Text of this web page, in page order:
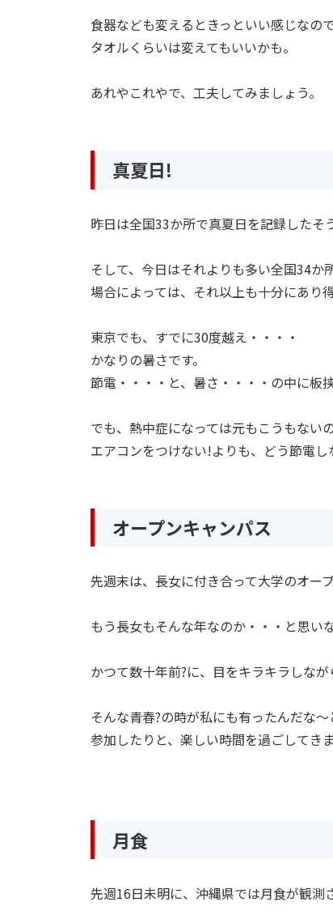
食器なども変えるときっといい感じなの
タオルくらいは変えてもいいかも。
あれやこれやで、工夫してみましょう。
真夏日!
昨日は全国33か所で真夏日を記録したそ
そして、今日はそれよりも多い全国34か
場合によっては、それ以上も十分にあり
東京でも、すでに30度越え・・・・
かなりの暑さです。
節電・・・・と、暑さ・・・・の中に板
でも、熱中症になっては元もこうもない
エアコンをつけない!よりも、どう節電
オープンキャンパス
先週末は、長女に付き合って大学のオー
もう長女もそんな年なのか・・・と思い
かつて数十年前?に、目をキラキラしなが
そんな青春?の時が私にも有ったんだな
参加したりと、楽しい時間を過ごしてきま
月食
先週16日未明に、沖縄県では月食が観測